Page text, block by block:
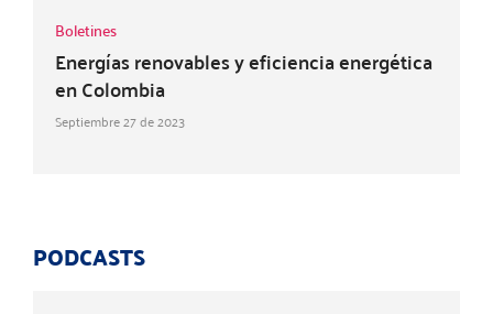
Boletines
Energías renovables y eficiencia energética
en Colombia
Septiembre 27 de 2023
PODCASTS